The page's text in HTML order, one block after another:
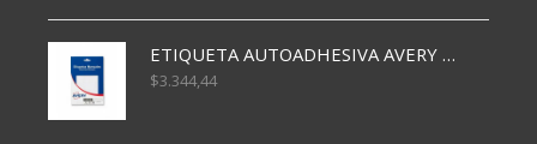
ETIQUETA AUTOADHESIVA AVERY 3026 30H 20 X 70
$3.344,44